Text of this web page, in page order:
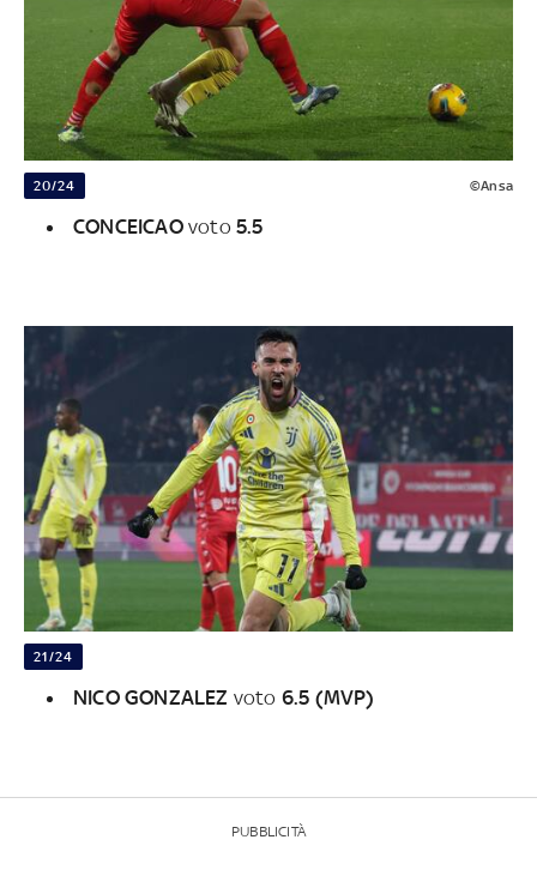
20/24 ©Ansa
CONCEICAO voto 5.5
21/24
NICO GONZALEZ voto 6.5 (MVP)
PUBBLICITÀ